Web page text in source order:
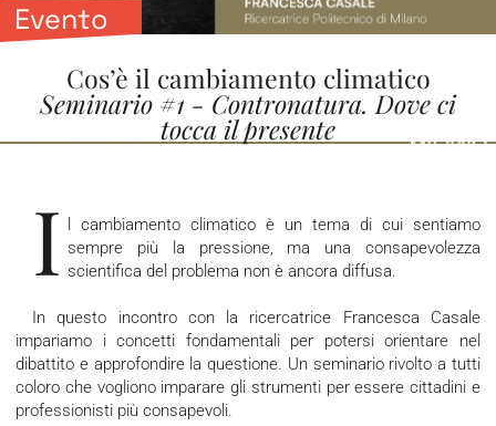
Evento
Cos’è il cambiamento climatico
Seminario #1 - Contronatura. Dove ci
tocca il presente
I
l cambiamento climatico è un tema di cui sentiamo
sempre più la pressione, ma una consapevolezza
scientifica del problema non è ancora diffusa.
In questo incontro con la ricercatrice Francesca Casale
impariamo i concetti fondamentali per potersi orientare nel
dibattito e approfondire la questione. Un seminario rivolto a tutti
coloro che vogliono imparare gli strumenti per essere cittadini e
professionisti più consapevoli.